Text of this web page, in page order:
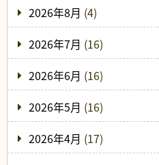
2026年8月 (4)
2026年7月 (16)
2026年6月 (16)
2026年5月 (16)
2026年4月 (17)